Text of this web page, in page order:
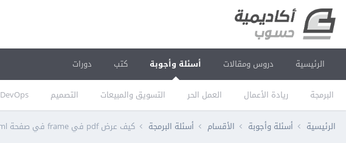
الرئيسية دروس ومقالات أسئلة وأجوبة
البرمجة ريادة الأعمال العمل الحر التسويق والمبيعات التصميم DevOps
كتب دورات
الرئيسية أسئلة وأجوبة الأقسام أسئلة البرمجة كيف عرض pdf في frame في صفحة html في django؟